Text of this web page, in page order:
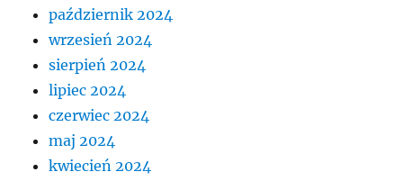
październik 2024
wrzesień 2024
sierpień 2024
lipiec 2024
czerwiec 2024
maj 2024
kwiecień 2024